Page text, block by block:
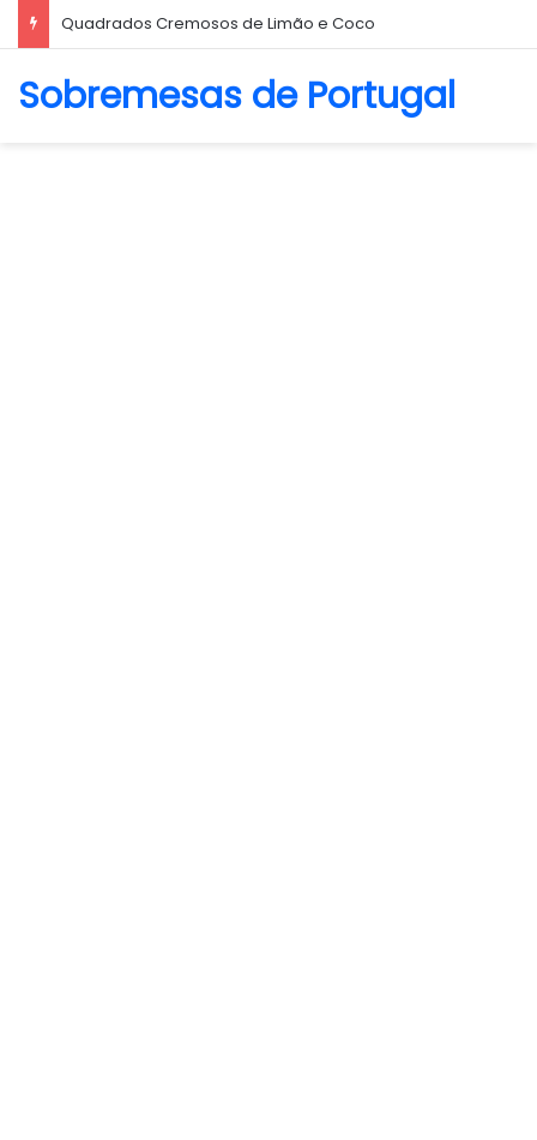
Biscoito Amanteigado
Sobremesas de Portugal